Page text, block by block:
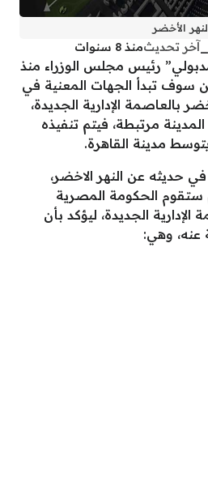
الأخضر
آخر تحديثمنذ 8 سنوات
رئيس مجلس الوزراء منذ
سوف تبدأ الجهات المعنية في
بالعاصمة الإدارية الجديدة،
مرتبطة، فيتم تنفيذه
مدينة القاهرة.
حديثه عن النهر الاخضر،
الحكومة المصرية
الجديدة، ليؤكد بأن